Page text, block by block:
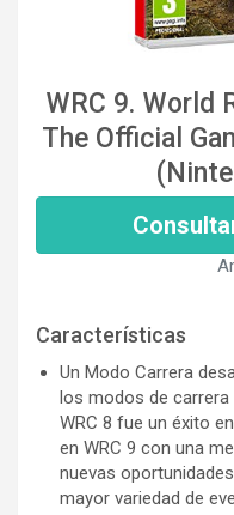
WRC 9. World
The Official
Características
Un Modo Carrera
los modos de carrera
WRC 8 fue un éxito
en WRC 9 con una
nuevas
mayor variedad de